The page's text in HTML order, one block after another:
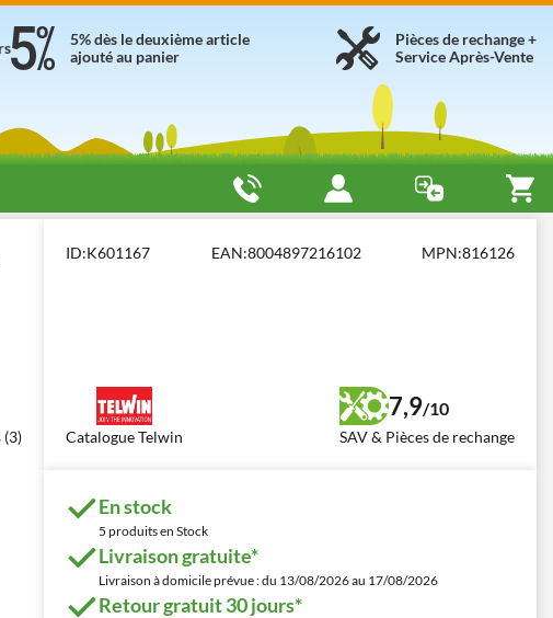
Pièces de rechange +
Service Après-Vente
5% dès le deuxième article
ajouté au panier
(3)
ID:K601167 EAN:8004897216102 MPN:816126
Catalogue Telwin
7,9/10
SAV & Pièces de rechange
En stock
5 produits en Stock
Livraison gratuite*
Livraison à domicile prévue : du 13/08/2026 au 17/08/2026
Retour gratuit 30 jours*